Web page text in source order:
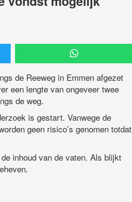
de Reeweg in Emmen afgezet
een lengte van ongeveer twee
de weg.
is gestart. Vanwege de
geen risico’s genomen totdat
inhoud van de vaten. Als blijkt